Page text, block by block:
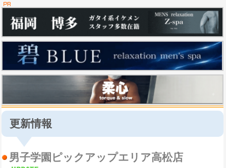
更新情報
男子学園ピックアップエリア高松店